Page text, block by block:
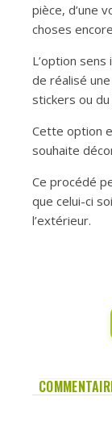
pièce, d’une
choses
L’option
de réalisé
stickers ou
Cette option
souhaite
Ce procédé
que celui-ci
l’extérieur.